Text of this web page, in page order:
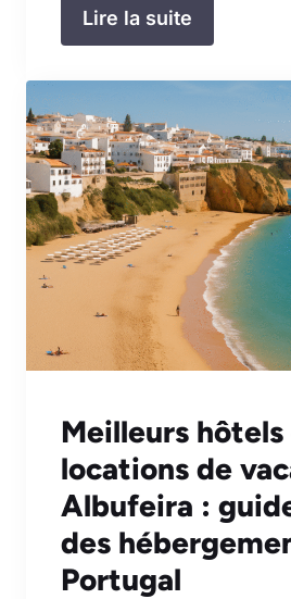
Lire la suite
Meilleurs
locations de
Albufeira :
des
Portugal